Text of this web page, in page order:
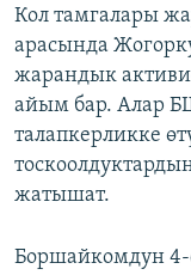
Кол тамгалары
арасында
жарандык
айым бар. Алар
талапкерликке
жатышат.
Боршайкомдун